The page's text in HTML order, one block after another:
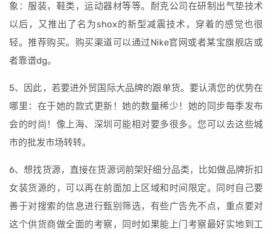
象：服装，鞋类，运动器材等等。耐克公司在研制出气垫技术
以后，又推出了名为shox的新型减震技术，穿着的感觉也很
轻。推荐购买。购买渠道可以通过Nike官网或者某宝旗舰店或
者靠谱dg。
5、因此，若要进外贸国际大品牌的跟单货。要认清您的优势在
哪里：在于她的款式更新！她的数量稀少！她的同步每季发布
会的时尚！像上海、深圳可能相对要多很多。您可以去这些城
市的批发市场转转。
6、想找货源，直接在货源词前架好细分品类，比如做品牌折扣
女装货源的，可以再在前面加上区域和时间限定。同时自己要
善于对搜索的信息进行甄别筛选，有些广告先不点，重点要对
这个供货商做全面的考察，同时如果能上门考察最好实地到工